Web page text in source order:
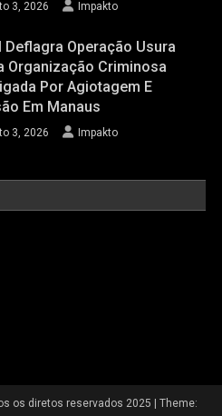
3, 2026 Impakto
Deflagra Operação Usura
Organização Criminosa
Por Agiotagem E
Em Manaus
3, 2026 Impakto
os diretos reservados 2025 | Theme: